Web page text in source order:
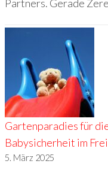
Partners. Gerade
Gartenparadies für
Babysicherheit im
5. März 2025